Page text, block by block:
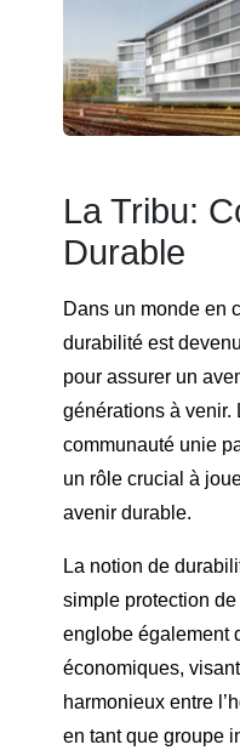
La Tribu:
Durable
Dans un monde en
durabilité est
pour assurer un
générations à venir.
communauté unie
un rôle crucial à
avenir durable.
La notion de
simple protection
englobe également
économiques,
harmonieux entre
en tant que groupe